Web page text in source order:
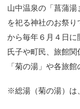
山中温泉の「菖蒲
を祀る神社のお祭り
から毎年６月４日に
氏子や町民、旅館関
「菊の湯」や各旅
※総湯（菊の湯）は